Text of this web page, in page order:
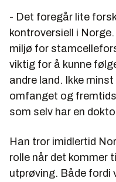
- Det foregår lite
kontroversiell i
miljø for
viktig for å kunne
andre land. Ikke
omfanget og
som selv har en
Han tror imidlertid
rolle når det kommer
utprøving. Både fordi